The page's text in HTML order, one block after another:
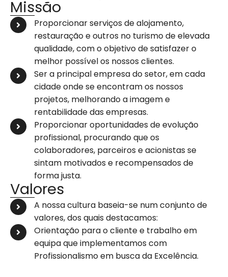
Missão
Proporcionar serviços de alojamento,
restauração e outros no turismo de elevada
qualidade, com o objetivo de satisfazer o
melhor possível os nossos clientes.
Ser a principal empresa do setor, em cada
cidade onde se encontram os nossos
projetos, melhorando a imagem e
rentabilidade das empresas.
Proporcionar oportunidades de evolução
profissional, procurando que os
colaboradores, parceiros e acionistas se
sintam motivados e recompensados de
forma justa.
Valores
A nossa cultura baseia-se num conjunto de
valores, dos quais destacamos:
Orientação para o cliente e trabalho em
equipa que implementamos com
Profissionalismo em busca da Excelência.